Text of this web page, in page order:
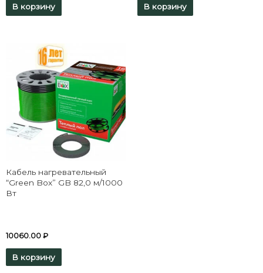
В корзину В корзину
Кабель нагревательный
“Green Box” GB 82,0 м/1000
Вт
10060.00 ₽
В корзину